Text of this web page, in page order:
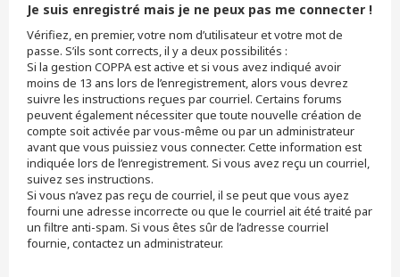
Je suis enregistré mais je ne peux pas me connecter !
Vérifiez, en premier, votre nom d’utilisateur et votre mot de
passe. S’ils sont corrects, il y a deux possibilités :
Si la gestion COPPA est active et si vous avez indiqué avoir
moins de 13 ans lors de l’enregistrement, alors vous devrez
suivre les instructions reçues par courriel. Certains forums
peuvent également nécessiter que toute nouvelle création de
compte soit activée par vous-même ou par un administrateur
avant que vous puissiez vous connecter. Cette information est
indiquée lors de l’enregistrement. Si vous avez reçu un courriel,
suivez ses instructions.
Si vous n’avez pas reçu de courriel, il se peut que vous ayez
fourni une adresse incorrecte ou que le courriel ait été traité par
un filtre anti-spam. Si vous êtes sûr de l’adresse courriel
fournie, contactez un administrateur.